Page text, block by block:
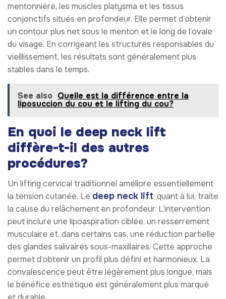
mentonnière, les muscles platysma et les tissus
conjonctifs situés en profondeur. Elle permet d’obtenir
un contour plus net sous le menton et le long de l’ovale
du visage. En corrigeant les structures responsables du
vieillissement, les résultats sont généralement plus
stables dans le temps.
See also Quelle est la différence entre la
liposuccion du cou et le lifting du cou?
En quoi le deep neck lift
diffère-t-il des autres
procédures?
Un lifting cervical traditionnel améliore essentiellement
la tension cutanée. Le deep neck lift, quant à lui, traite
la cause du relâchement en profondeur. L’intervention
peut inclure une lipoaspiration ciblée, un resserrement
musculaire et, dans certains cas, une réduction partielle
des glandes salivaires sous-maxillaires. Cette approche
permet d’obtenir un profil plus défini et harmonieux. La
convalescence peut être légèrement plus longue, mais
le bénéfice esthétique est généralement plus marqué